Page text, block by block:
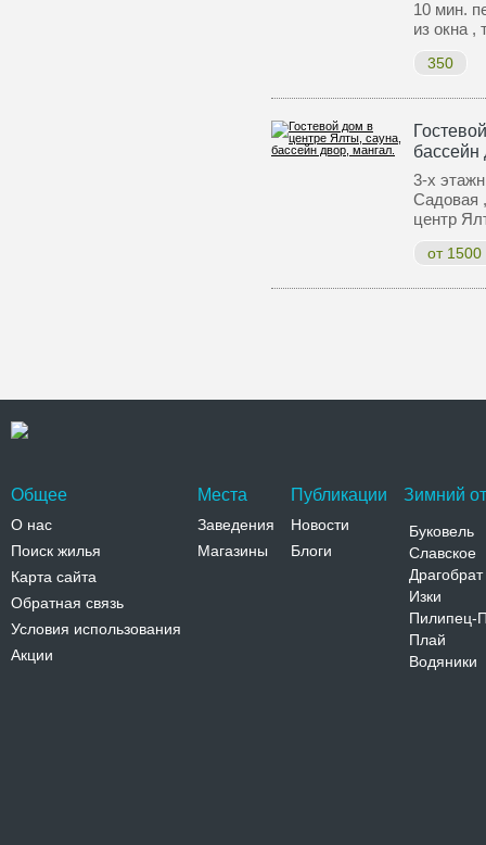
10 мин.
из окна ,
350
бассейн
3-х
Садовая
центр
от 1500
Общее
О нас
Поиск жилья
Карта сайта
Обратная связь
Условия использования
Акции
Места
Заведения
Магазины
Публикации
Новости
Блоги
Зимний
Буковель
Славское
Драгобрат
Изки
Пилипец-
Плай
Водяники